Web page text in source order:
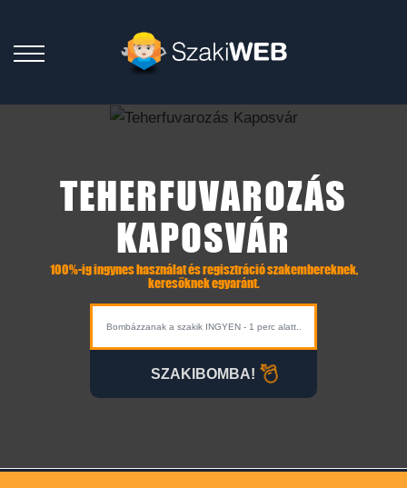
TEHERFUVAROZÁS
KAPOSVÁR
100%-ig ingynes használat és regisztráció szakembereknek,
keresőknek egyaránt.
SZAKIBOMBA!